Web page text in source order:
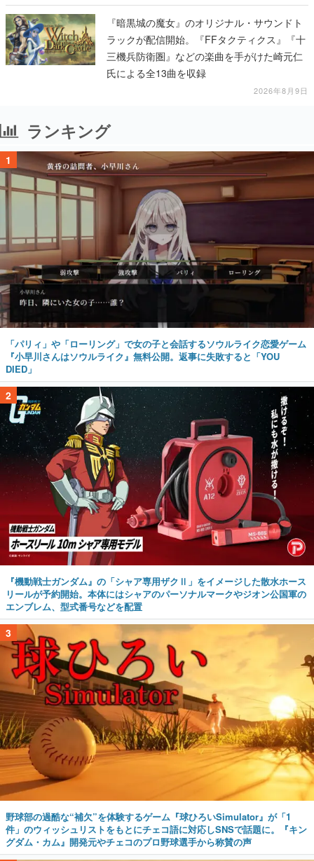
『暗黒城の魔女』のオリジナル・サウンドト
ラックが配信開始。『FFタクティクス』『十
三機兵防衛圏』などの楽曲を手がけた崎元仁
氏による全13曲を収録
2026年8月9日
ランキング
1
「パリィ」や「ローリング」で女の子と会話するソウルライク恋愛ゲーム
『小早川さんはソウルライク』無料公開。返事に失敗すると「YOU
DIED」
2
『機動戦士ガンダム』の「シャア専用ザクⅡ」をイメージした散水ホース
リールが予約開始。本体にはシャアのパーソナルマークやジオン公国軍の
エンブレム、型式番号などを配置
3
野球部の過酷な“補欠”を体験するゲーム『球ひろいSimulator』が「1
件」のウィッシュリストをもとにチェコ語に対応しSNSで話題に。『キン
グダム・カム』開発元やチェコのプロ野球選手から称賛の声